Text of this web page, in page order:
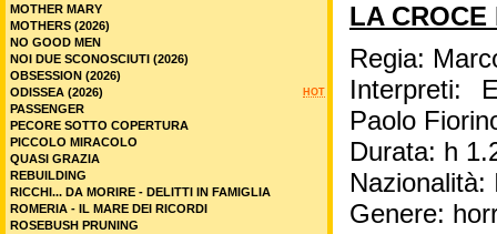
LA
Regia:
Interpreti:
Paolo
Durata: h
Nazionalità:
Genere:
MOTHER MARY
MOTHERS (2026)
NO GOOD MEN
NOI DUE SCONOSCIUTI (2026)
OBSESSION (2026)
HOT
ODISSEA (2026)
PASSENGER
PECORE SOTTO COPERTURA
PICCOLO MIRACOLO
QUASI GRAZIA
REBUILDING
RICCHI... DA MORIRE - DELITTI IN FAMIGLIA
ROMERIA - IL MARE DEI RICORDI
ROSEBUSH PRUNING